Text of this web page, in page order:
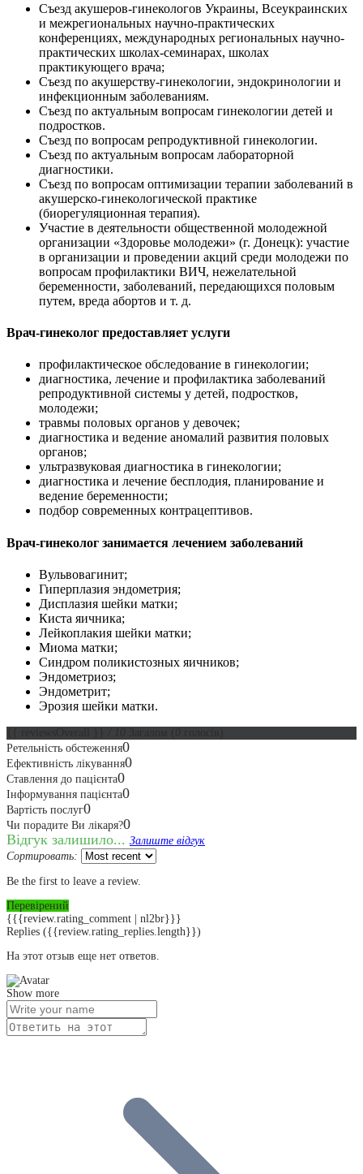
Съезд акушеров-гинекологов Украины, Всеукраинских
и межрегиональных научно-практических
конференциях, международных региональных научно-
практических школах-семинарах, школах
практикующего врача;
Съезд по акушерству-гинекологии, эндокринологии и
инфекционным заболеваниям.
Съезд по актуальным вопросам гинекологии детей и
подростков.
Съезд по вопросам репродуктивной гинекологии.
Съезд по актуальным вопросам лабораторной
диагностики.
Съезд по вопросам оптимизации терапии заболеваний в
акушерско-гинекологической практике
(биорегуляционная терапия).
Участие в деятельности общественной молодежной
организации «Здоровье молодежи» (г. Донецк): участие
в организации и проведении акций среди молодежи по
вопросам профилактики ВИЧ, нежелательной
беременности, заболеваний, передающихся половым
путем, вреда абортов и т. д.
Врач-гинеколог предоставляет услуги
профилактическое обследование в гинекологии;
диагностика, лечение и профилактика заболеваний
репродуктивной системы у детей, подростков,
молодежи;
травмы половых органов у девочек;
диагностика и ведение аномалий развития половых
органов;
ультразвуковая диагностика в гинекологии;
диагностика и лечение бесплодия, планирование и
ведение беременности;
подбор современных контрацептивов.
Врач-гинеколог занимается лечением заболеваний
Вульвовагинит;
Гиперплазия эндометрия;
Дисплазия шейки матки;
Киста яичника;
Лейкоплакия шейки матки;
Миома матки;
Синдром поликистозных яичников;
Эндометриоз;
Эндометрит;
Эрозия шейки матки.
Ретельність обстеження0
Ефективність лікування0
Ставлення до пацієнта0
Інформування пацієнта0
Вартість послуг0
Чи порадите Ви лікаря?0
Відгук залишило... Залиште відгук
Сортировать:
Be the first to leave a review.
Перевірений
{{{review.rating_comment | nl2br}}}
Replies ({{review.rating_replies.length}})
На этот отзыв еще нет ответов.
Show more